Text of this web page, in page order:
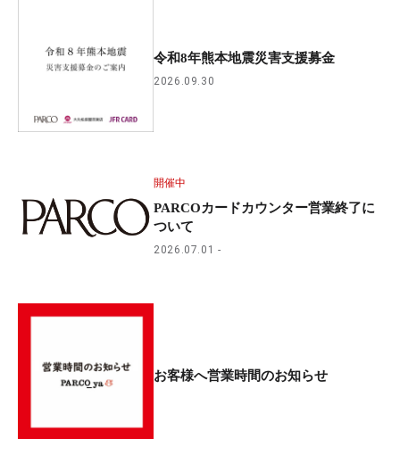
令和8年熊本地震災害支援募金
2026.09.30
開催中
PARCOカードカウンター営業終了に
ついて
2026.07.01
お客様へ営業時間のお知らせ